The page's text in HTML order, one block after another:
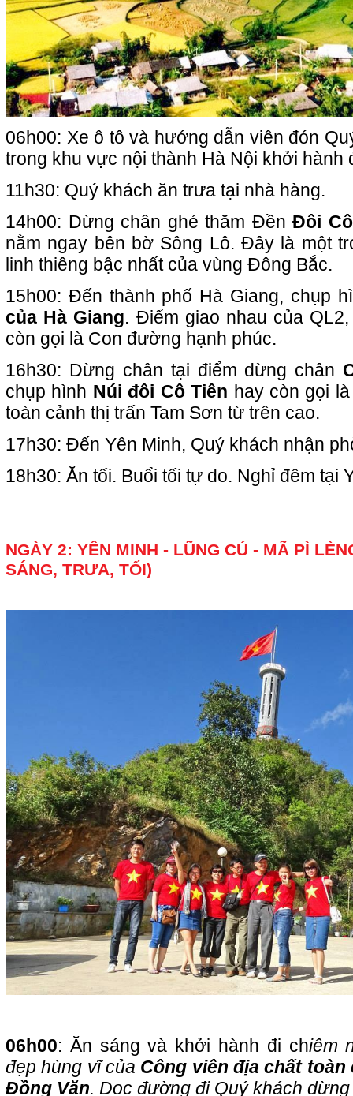
06h00: Xe ô tô và hướng dẫn viên đón
trong khu vực nội thành Hà Nội khởi hành
11h30: Quý khách ăn trưa tại nhà hàng.
14h00: Dừng chân ghé thăm ĐềnĐôi
nằm ngay bên bờ Sông Lô. Đây là một
linh thiêng bậc nhất của vùng Đông Bắc.
15h00: Đến thành phố Hà Giang, chụp
của Hà Giang. Điểm giao nhau của
còn gọi là Con đường hạnh phúc.
16h30: Dừng chân tại điểm dừng chân
chụp hình Núi đôi Cô Tiên hay còn gọi
toàn cảnh thị trấn Tam Sơn từ trên cao.
17h30: Đến Yên Minh, Quý khách nhận
18h30: Ăn tối. Buổi tối tự do. Nghỉ đêm tại
NGÀY 2: YÊN MINH - LŨNG CÚ - MÃ PÌ
SÁNG, TRƯA, TỐI)
06h00: Ăn sáng và khởi hành đi chiêm
đẹp hùng vĩcủa Công viên địa chất toàn
Đồng Văn. Dọc đường đi Quý khách